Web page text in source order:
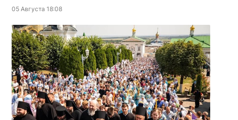
05 Августа 18:08